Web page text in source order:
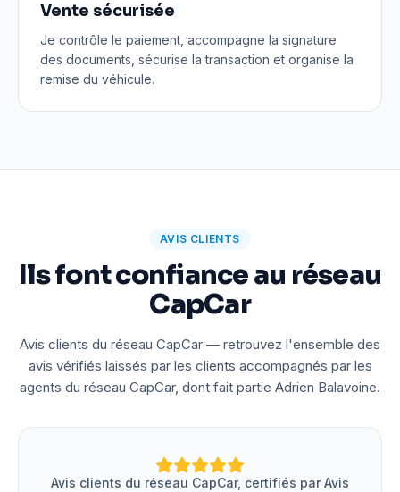
Vente sécurisée
Je contrôle le paiement, accompagne la signature
des documents, sécurise la transaction et organise la
remise du véhicule.
AVIS CLIENTS
Ils font confiance au réseau
CapCar
Avis clients du réseau CapCar — retrouvez l'ensemble des
avis vérifiés laissés par les clients accompagnés par les
agents du réseau CapCar, dont fait partie Adrien Balavoine.
Avis clients du réseau CapCar, certifiés par Avis